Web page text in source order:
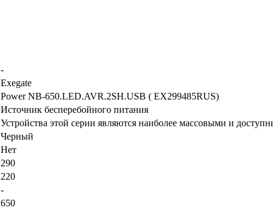
-
Exegate
Power NB-650.LED.AVR.2SH.USB ( EX299485RUS)
Источник бесперебойного питания
Устройства этой серии являются наиболее массовыми и
Черный
Нет
290
220
-
650